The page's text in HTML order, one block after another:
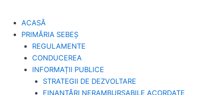
ACASĂ
PRIMĂRIA SEBEȘ
REGULAMENTE
CONDUCEREA
INFORMAȚII PUBLICE
STRATEGII DE DEZVOLTARE
FINANȚĂRI NERAMBURSABILE ACORDATE